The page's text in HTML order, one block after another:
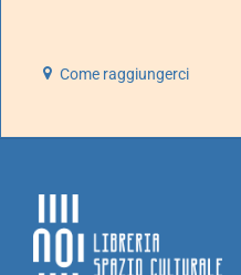
Come raggiungerci